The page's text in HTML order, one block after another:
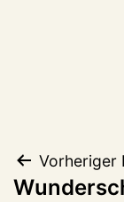
Vorheriger